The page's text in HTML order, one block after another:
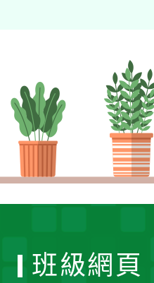
班級網頁